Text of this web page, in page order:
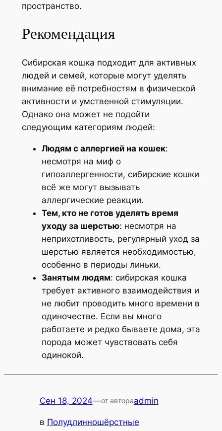
пространство.
Рекомендация
Сибирская кошка подходит для активных
людей и семей, которые могут уделять
внимание её потребностям в физической
активности и умственной стимуляции.
Однако она может не подойти
следующим категориям людей:
Людям с аллергией на кошек:
несмотря на миф о
гипоаллергенности, сибирские кошки
всё же могут вызывать
аллергические реакции.
Тем, кто не готов уделять время
уходу за шерстью: несмотря на
неприхотливость, регулярный уход за
шерстью является необходимостью,
особенно в периоды линьки.
Занятым людям: сибирская кошка
требует активного взаимодействия и
не любит проводить много времени в
одиночестве. Если вы много
работаете и редко бываете дома, эта
порода может чувствовать себя
одинокой.
Сен 18, 2024—от автораadmin
в Полудлинношёрстные